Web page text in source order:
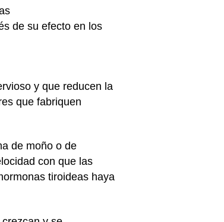
de su efecto en los
y que reducen la
que fabriquen
de moño o de
con que las
tiroideas haya